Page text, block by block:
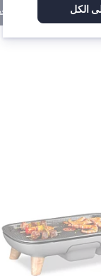
إرسال الكل